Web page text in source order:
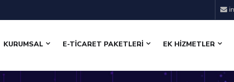
KURUMSAL E-TİCARET PAKETLERİ EK HİZMETLER